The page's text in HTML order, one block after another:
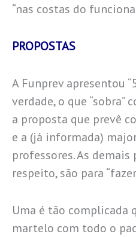
“nas costas do
PROPOSTAS
A Funprev apresentou
verdade, o que “sobra”
a proposta que prevê
e a (já informada)
professores. As
respeito, são para
Uma é tão complicada
martelo com todo o